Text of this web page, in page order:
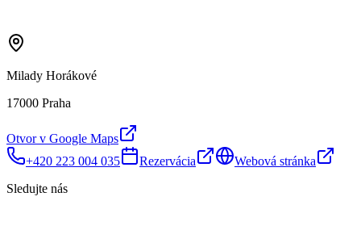
Milady Horákové
17000 Praha
Otvor v Google Maps
+420 223 004 035
Rezervácia
Webová stránka
Sledujte nás